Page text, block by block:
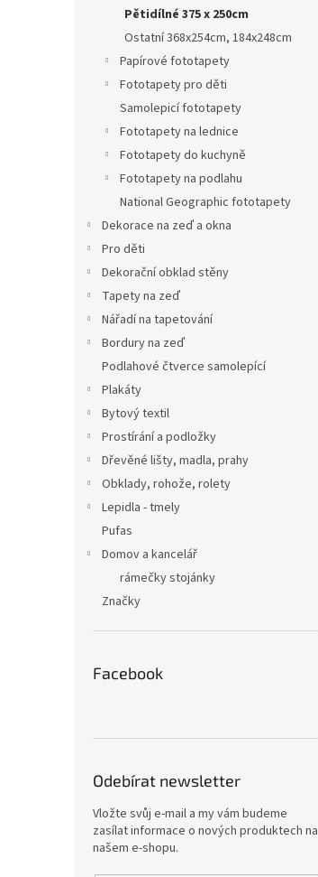
Pětidílné 375 x 250cm
Ostatní 368x254cm, 184x248cm
Papírové fototapety
Fototapety pro děti
Samolepicí fototapety
Fototapety na lednice
Fototapety do kuchyně
Fototapety na podlahu
National Geographic fototapety
Dekorace na zeď a okna
Pro děti
Dekorační obklad stěny
Tapety na zeď
Nářadí na tapetování
Bordury na zeď
Podlahové čtverce samolepící
Plakáty
Bytový textil
Prostírání a podložky
Dřevěné lišty, madla, prahy
Obklady, rohože, rolety
Lepidla - tmely
Pufas
Domov a kancelář
rámečky stojánky
Značky
Facebook
Odebírat newsletter
Vložte svůj e-mail a my vám budeme
zasílat informace o nových produktech na
našem e-shopu.